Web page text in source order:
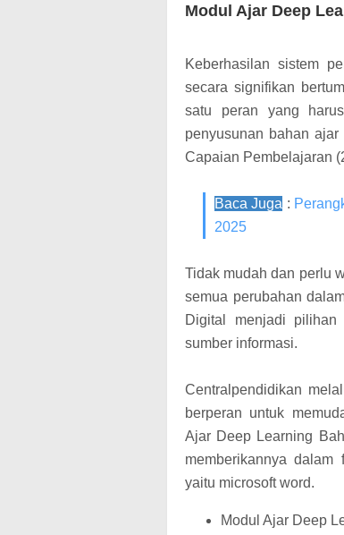
Modul Ajar Deep
Keberhasilan sistem
secara signifikan
satu peran yang
penyusunan bahan
Capaian Pembelajaran
Baca Juga :
2025
Tidak mudah dan perlu
semua perubahan
Digital menjadi pilihan
sumber informasi.
Centralpendidikan
berperan untuk
Ajar Deep Learning
memberikannya
yaitu microsoft word.
Modul Ajar Deep